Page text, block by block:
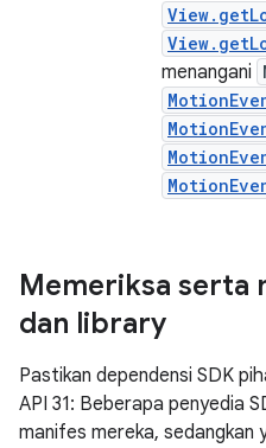
menangani
Memeriksa serta
dan library
Pastikan dependensi SDK
API 31: Beberapa penyedia
manifes mereka, sedangkan